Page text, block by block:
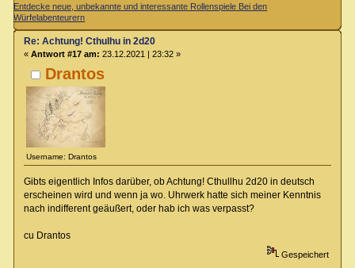
Entdecke neue, unbekannte und interessante Rollenspiele Bei den
Würfelabenteurern
Drantos
Username: Drantos
Re: Achtung! Cthulhu in 2d20
« Antwort #17 am: 23.12.2021 | 23:32 »
Gibts eigentlich Infos darüber, ob Achtung! Cthullhu 2d20 in deutsch
erscheinen wird und wenn ja wo. Uhrwerk hatte sich meiner Kenntnis
nach indifferent geäußert, oder hab ich was verpasst?
cu Drantos
Gespeichert